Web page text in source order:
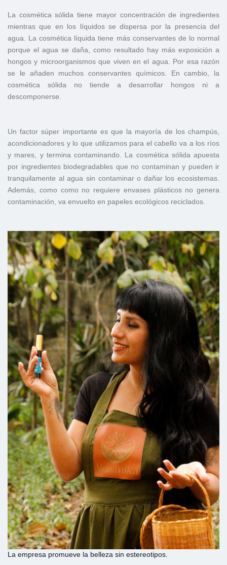
La cosmética sólida tiene mayor concentración de ingredientes
mientras que en los líquidos se dispersa por la presencia del
agua. La cosmética líquida tiene más conservantes de lo normal
porque el agua se daña, como resultado hay más exposición a
hongos y microorganismos que viven en el agua. Por esa razón
se le añaden muchos conservantes químicos. En cambio, la
cosmética sólida no tiende a desarrollar hongos ni a
descomponerse.
Un factor súper importante es que la mayoría de los champús,
acondicionadores y lo que utilizamos para el cabello va a los ríos
y mares, y termina contaminando. La cosmética sólida apuesta
por ingredientes biodegradables que no contaminan y pueden ir
tranquilamente al agua sin contaminar o dañar los ecosistemas.
Además, como como no requiere envases plásticos no genera
contaminación, va envuelto en papeles ecológicos reciclados.
La empresa promueve la belleza sin estereotipos.